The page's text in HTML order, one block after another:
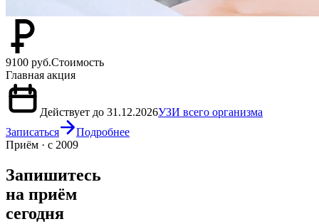
9100 руб.Стоимость
Главная акция
Действует до 31.12.2026УЗИ всего организма
Записаться
Подробнее
Приём · с 2009
Запишитесь
на приём
сегодня